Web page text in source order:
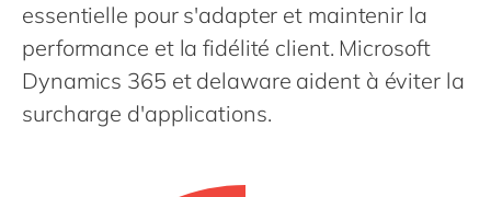
Philippines
Singapore
Switzerland
UK & Ireland
essentielle pour s'adapter et maintenir la
performance et la fidélité client. Microsoft
Dynamics 365 et delaware aident à éviter la
surcharge d'applications.